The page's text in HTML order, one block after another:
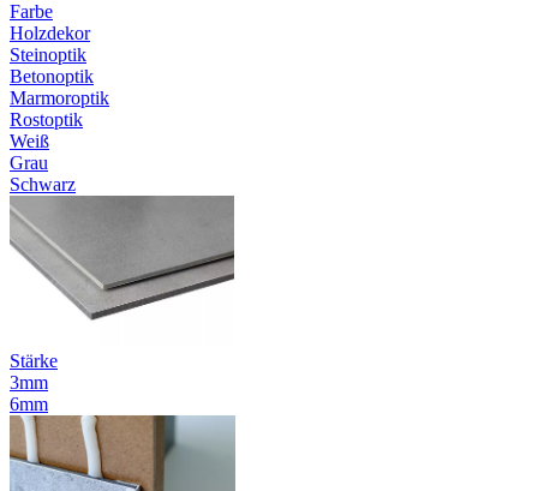
Farbe
Holzdekor
Steinoptik
Betonoptik
Marmoroptik
Rostoptik
Weiß
Grau
Schwarz
Stärke
3mm
6mm